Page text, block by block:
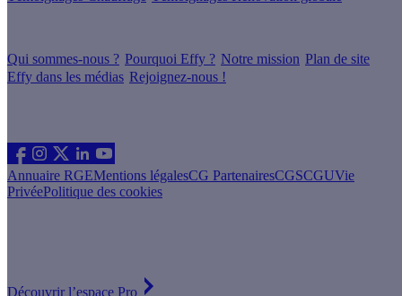
Qui sommes-nous ? Pourquoi Effy ? Notre mission Plan de site
Effy dans les médias Rejoignez-nous !
Annuaire RGEMentions légalesCG PartenairesCGSCGUVie
PrivéePolitique des cookies
Découvrir l’espace Pro